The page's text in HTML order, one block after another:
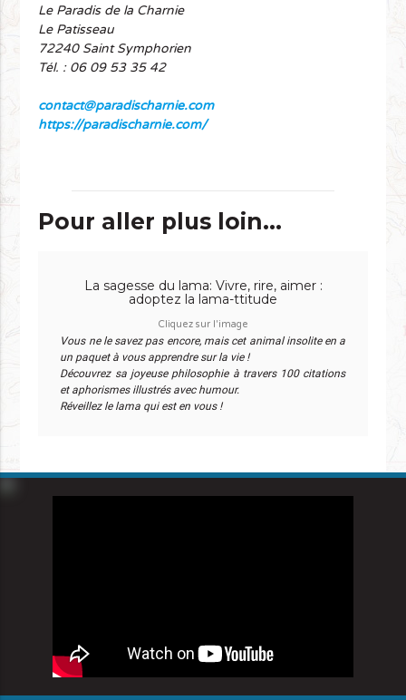
Le Paradis de la Charnie
Le Patisseau
72240 Saint Symphorien
Tél. : 06 09 53 35 42
contact@paradischarnie.com
https://paradischarnie.com/
Pour aller plus loin...
La sagesse du lama: Vivre, rire, aimer :
adoptez la lama-ttitude
Cliquez sur l'image
Vous ne le savez pas encore, mais cet animal insolite en a
un paquet à vous apprendre sur la vie !
Découvrez sa joyeuse philosophie à travers 100 citations
et aphorismes illustrés avec humour.
Réveillez le lama qui est en vous !